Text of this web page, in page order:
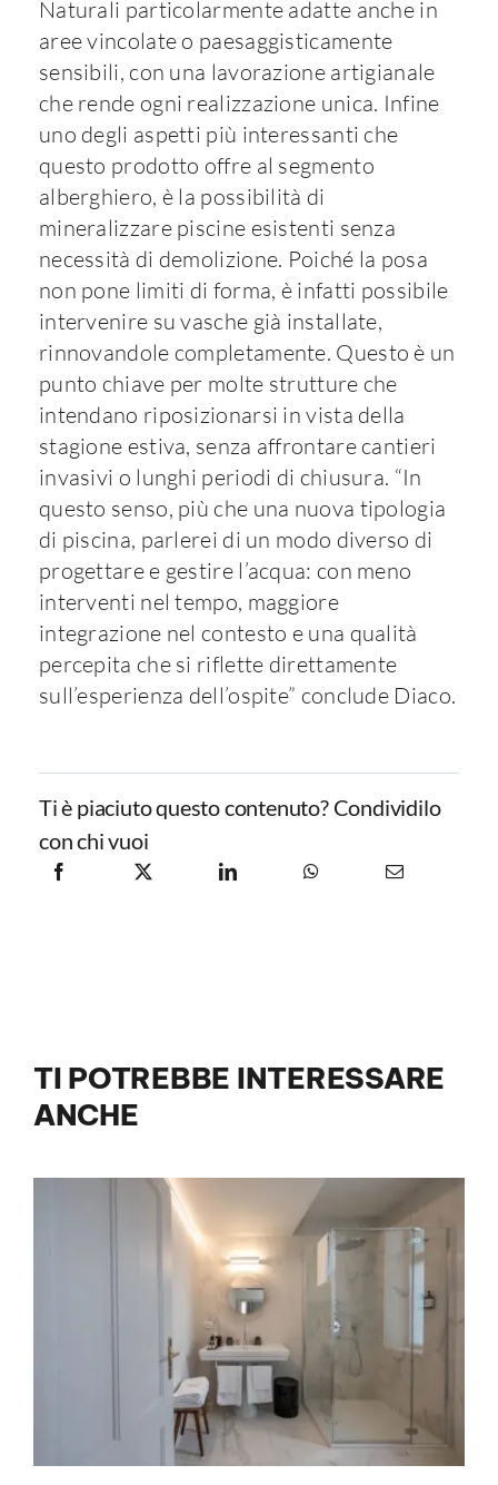
Naturali particolarmente adatte anche in
aree vincolate o paesaggisticamente
sensibili, con una lavorazione artigianale
che rende ogni realizzazione unica. Infine
uno degli aspetti più interessanti che
questo prodotto offre al segmento
alberghiero, è la possibilità di
mineralizzare piscine esistenti senza
necessità di demolizione. Poiché la posa
non pone limiti di forma, è infatti possibile
intervenire su vasche già installate,
rinnovandole completamente. Questo è un
punto chiave per molte strutture che
intendano riposizionarsi in vista della
stagione estiva, senza affrontare cantieri
invasivi o lunghi periodi di chiusura. “In
questo senso, più che una nuova tipologia
di piscina, parlerei di un modo diverso di
progettare e gestire l’acqua: con meno
interventi nel tempo, maggiore
integrazione nel contesto e una qualità
percepita che si riflette direttamente
sull’esperienza dell’ospite” conclude Diaco.
Ti è piaciuto questo contenuto? Condividilo
con chi vuoi
TI POTREBBE INTERESSARE
ANCHE